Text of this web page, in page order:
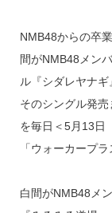
s
NMB48からの卒
間がNMB48メン
ル『シダレヤナギ
そのシングル発
を毎日＜5月13日
「ウォーカープ
白間がNMB48メ